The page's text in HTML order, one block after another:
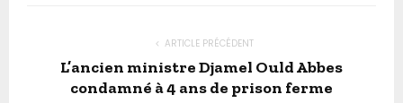
ARTICLE PRÉCÉDENT
L’ancien ministre Djamel Ould Abbes
condamné à 4 ans de prison ferme